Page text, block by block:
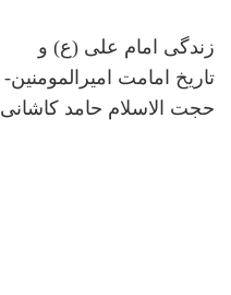
زندگی امام علی (ع) و
تاریخ امامت امیرالمومنین-
حجت الاسلام حامد کاشانی